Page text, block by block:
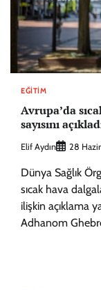
EĞITIM
Avrupa’da
sayısını
Elif Aydın 28
Dünya Sağlık
sıcak hava
ilişkin açıklama
Adhanom